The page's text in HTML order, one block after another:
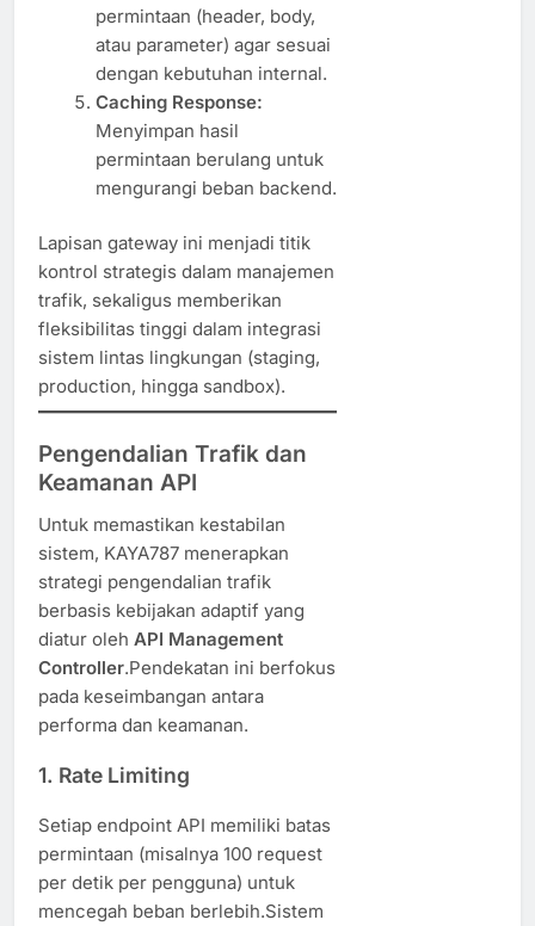
permintaan (header, body,
atau parameter) agar sesuai
dengan kebutuhan internal.
Caching Response:
Menyimpan hasil
permintaan berulang untuk
mengurangi beban backend.
Lapisan gateway ini menjadi titik
kontrol strategis dalam manajemen
trafik, sekaligus memberikan
fleksibilitas tinggi dalam integrasi
sistem lintas lingkungan (staging,
production, hingga sandbox).
Pengendalian Trafik dan
Keamanan API
Untuk memastikan kestabilan
sistem, KAYA787 menerapkan
strategi pengendalian trafik
berbasis kebijakan adaptif yang
diatur oleh API Management
Controller.Pendekatan ini berfokus
pada keseimbangan antara
performa dan keamanan.
1. Rate Limiting
Setiap endpoint API memiliki batas
permintaan (misalnya 100 request
per detik per pengguna) untuk
mencegah beban berlebih.Sistem